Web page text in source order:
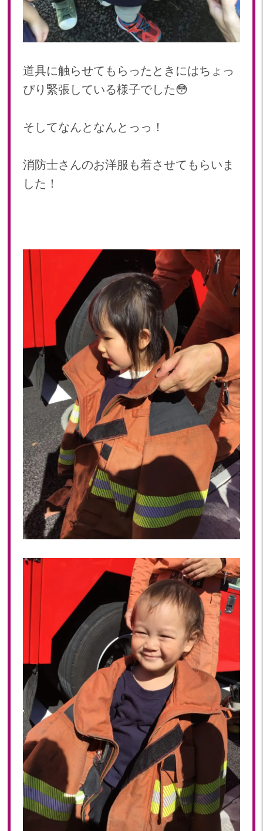
2022年 05月(19)
2022年 04月(19)
2022年 03月(19)
2022年 01月(18)
2021
2021年 11月(19)
2021年 09月(20)
2021年 08月(22)
道具に触らせてもらったときにはちょっ
ぴり緊張している様子でした😳
そしてなんとなんとっっ！
消防士さんのお洋服も着させてもらいま
した！